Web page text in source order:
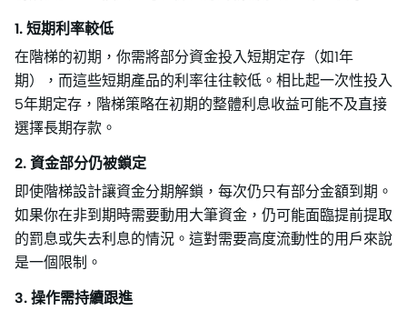
1. 短期利率較低
在階梯的初期，你需將部分資金投入短期定存（如1年
期），而這些短期產品的利率往往較低。相比起一次性投入
5年期定存，階梯策略在初期的整體利息收益可能不及直接
選擇長期存款。
2. 資金部分仍被鎖定
即使階梯設計讓資金分期解鎖，每次仍只有部分金額到期。
如果你在非到期時需要動用大筆資金，仍可能面臨提前提取
的罰息或失去利息的情況。這對需要高度流動性的用戶來說
是一個限制。
3. 操作需持續跟進